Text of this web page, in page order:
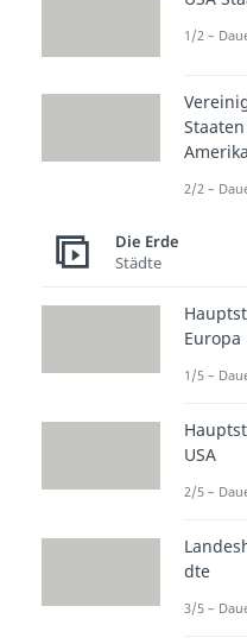
Orten in
Die
auch als
Der
Greenwich
und gilt als
gesamte
Osten
(UTC+1),
Stunde
1/2 –
Amerika
2/2 –
Die Erde
Städte
Europa
1/5 –
USA
2/5 –
dte
3/5 –